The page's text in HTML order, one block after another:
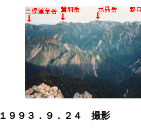
１９９３．９．２４ 撮影